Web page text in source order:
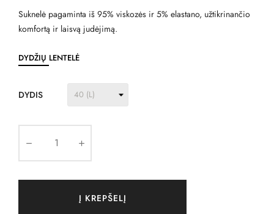
Suknelė pagaminta iš 95% viskozės ir 5% elastano, užtikrinančio
komfortą ir laisvą judėjimą.
DYDŽIŲ LENTELĖ
DYDIS
Į KREPŠELĮ